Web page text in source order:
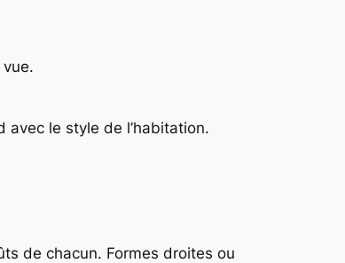
le style de l’habitation.
de chacun. Formes droites ou